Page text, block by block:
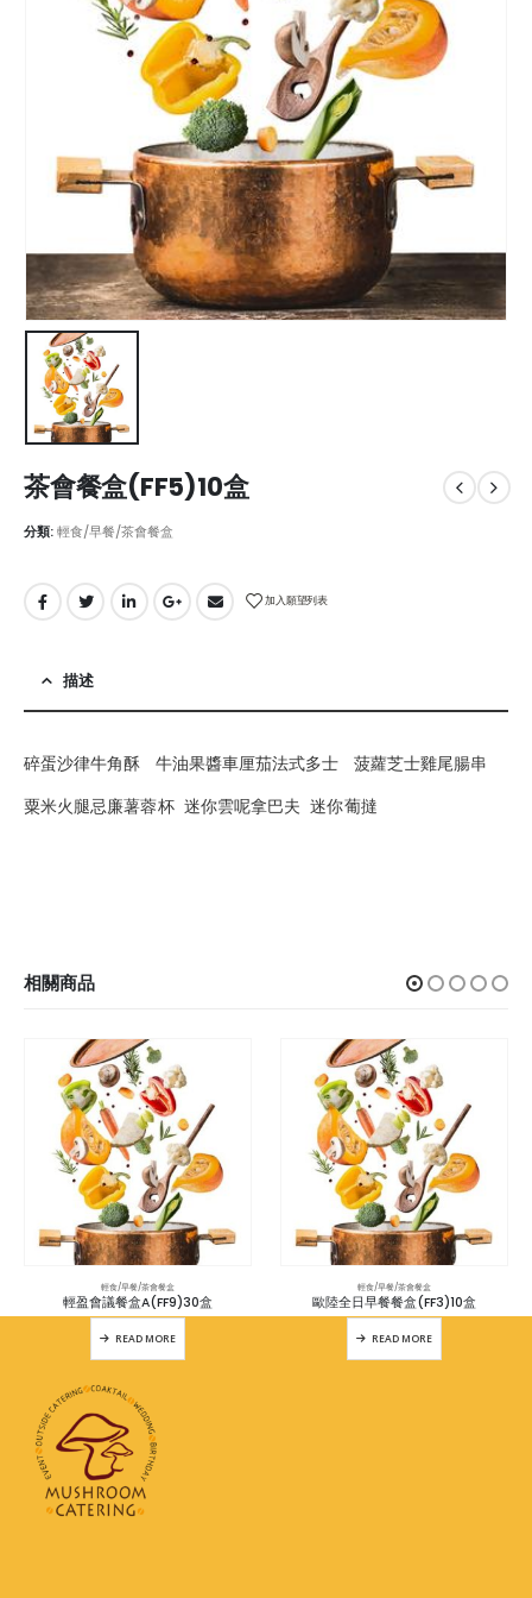
茶會餐盒(FF5)10盒
分類:輕食/早餐/茶會餐盒
加入願望列表
描述
碎蛋沙律牛角酥 牛油果醬車厘茄法式多士 菠蘿芝士雞尾腸串
粟米火腿忌廉薯蓉杯 迷你雲呢拿巴夫 迷你葡撻
相關商品
輕食/早餐/茶會餐盒
輕盈會議餐盒A(FF9)30盒
READ MORE
輕食/早餐/茶會餐盒
歐陸全日早餐餐盒(FF3)10盒
READ MORE